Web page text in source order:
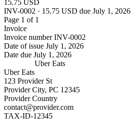
15.75 USD
INV-0002 · 15.75 USD due July 1, 2026
Page 1 of 1
Invoice
Invoice numberINV-0002
Date of issue July 1, 2026
Date due July 1, 2026
Uber Eats
Uber Eats
123 Provider St
Provider City, PC 12345
Provider Country
contact@provider.com
TAX-ID-12345